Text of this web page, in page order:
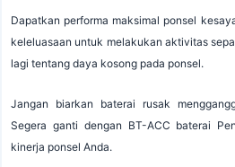
Dapatkan performa maksimal ponsel
keleluasaan untuk melakukan aktivitas
lagi tentang daya kosong pada ponsel.
Jangan biarkan baterai rusak
Segera ganti dengan BT-ACC baterai
kinerja ponsel Anda.